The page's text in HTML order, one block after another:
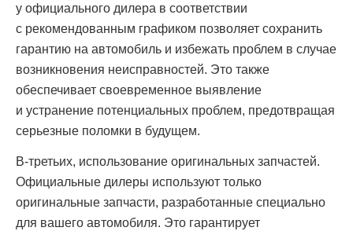
у официального дилера в соответствии
с рекомендованным графиком позволяет сохранить
гарантию на автомобиль и избежать проблем в случае
возникновения неисправностей. Это также
обеспечивает своевременное выявление
и устранение потенциальных проблем, предотвращая
серьезные поломки в будущем.
В-третьих, использование оригинальных запчастей.
Официальные дилеры используют только
оригинальные запчасти, разработанные специально
для вашего автомобиля. Это гарантирует